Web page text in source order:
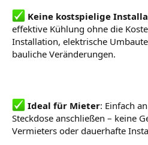
Keine kostspielige
effektive Kühlung ohne die
Installation, elektrische
bauliche Veränderungen.
Ideal für Mieter: Einfach
Steckdose anschließen – keine
Vermieters oder dauerhafte